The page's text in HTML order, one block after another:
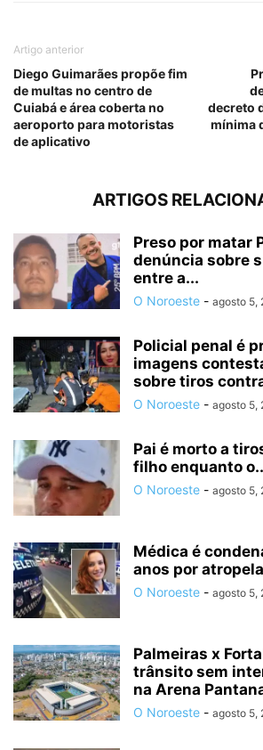
Artigo anterior
Diego Guimarães propõe fim
de multas no centro de
Cuiabá e área coberta no
aeroporto para motoristas
de aplicativo
decreto
mínima
ARTIGOS
Preso por matar
denúncia sobre
entre a...
O Noroeste - agosto 5,
Policial penal é
imagens
sobre tiros
O Noroeste - agosto 5,
Pai é morto a
filho enquanto
O Noroeste - agosto 5,
Médica é
anos por
O Noroeste - agosto 5,
Palmeiras x
trânsito sem
na Arena
O Noroeste - agosto 5,